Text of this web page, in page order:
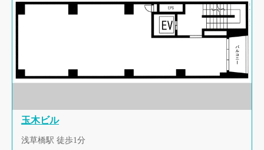
玉木ビル
浅草橋駅 徒歩1分